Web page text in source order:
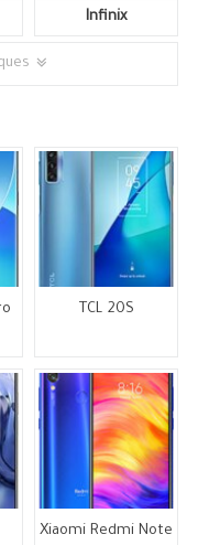
Infinix
TCL 20S
Xiaomi Redmi Note